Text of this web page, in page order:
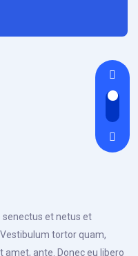
et netus et
tortor quam,
ante. Donec eu libero